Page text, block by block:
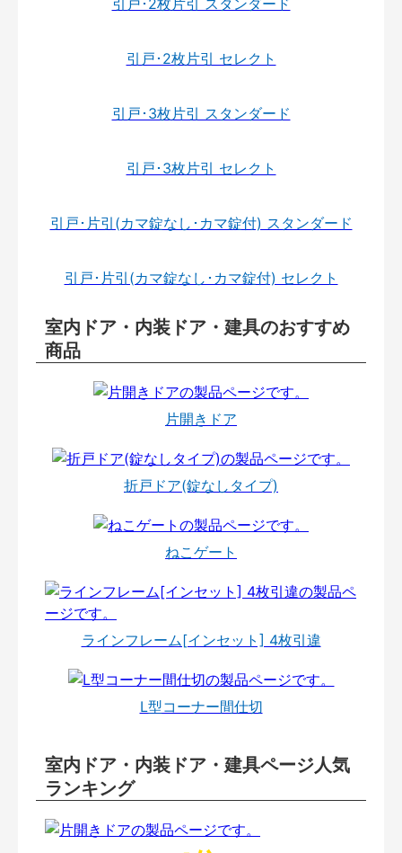
引戸･2枚片引 セレクト
引戸･3枚片引 スタンダード
引戸･3枚片引 セレクト
引戸･片引(カマ錠なし･カマ錠付) スタンダード
引戸･片引(カマ錠なし･カマ錠付) セレクト
室内ドア・内装ドア・建具のおすすめ
商品
片開きドア
折戸ドア(錠なしタイプ)
ねこゲート
ラインフレーム[インセット] 4枚引違
L型コーナー間仕切
室内ドア・内装ドア・建具ページ人気
ランキング